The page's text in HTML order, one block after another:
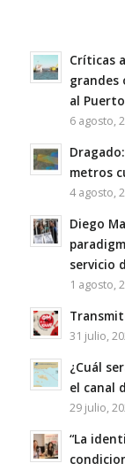
Críticas
grandes
al Puerto
6 agosto,
metros
4 agosto,
Diego
servicio
1 agosto,
31 julio,
¿Cuál
el canal
29 julio,
“La